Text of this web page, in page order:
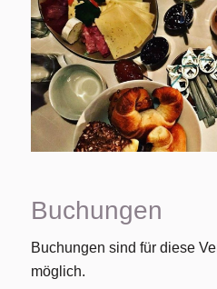
Buchungen
Buchungen sind für diese
möglich.